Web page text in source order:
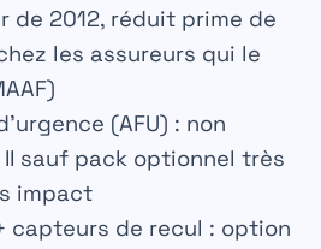
de 2012, réduit prime de
les assureurs qui le
(AFU) : non
sauf pack optionnel très
impact
capteurs de recul : option